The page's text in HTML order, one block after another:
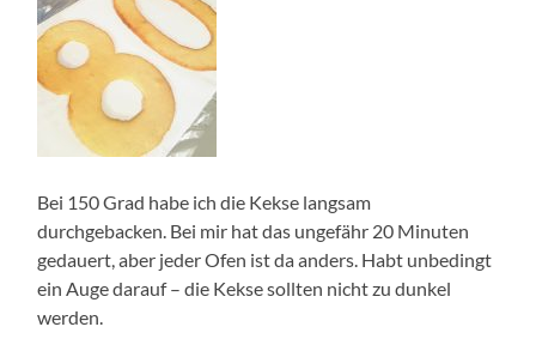
Bei 150 Grad habe ich die Kekse langsam
durchgebacken. Bei mir hat das ungefähr 20 Minuten
gedauert, aber jeder Ofen ist da anders. Habt unbedingt
ein Auge darauf – die Kekse sollten nicht zu dunkel
werden.